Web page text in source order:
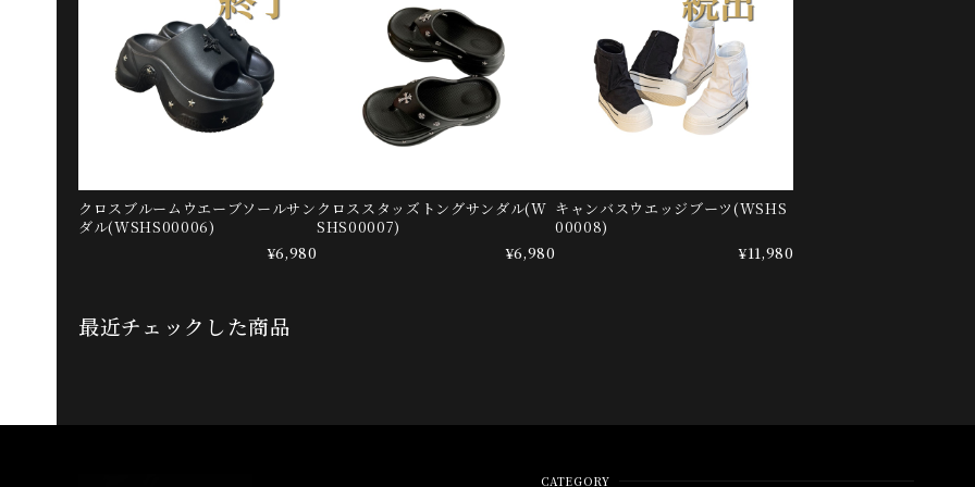
クロスブルームウエーブソールサン
ダル(WSHS00006)
¥6,980
クロススタッズトングサンダル(W
SHS00007)
¥6,980
キャンバスウエッジブーツ(WSHS
00008)
¥11,980
最近チェックした商品
CATEGORY